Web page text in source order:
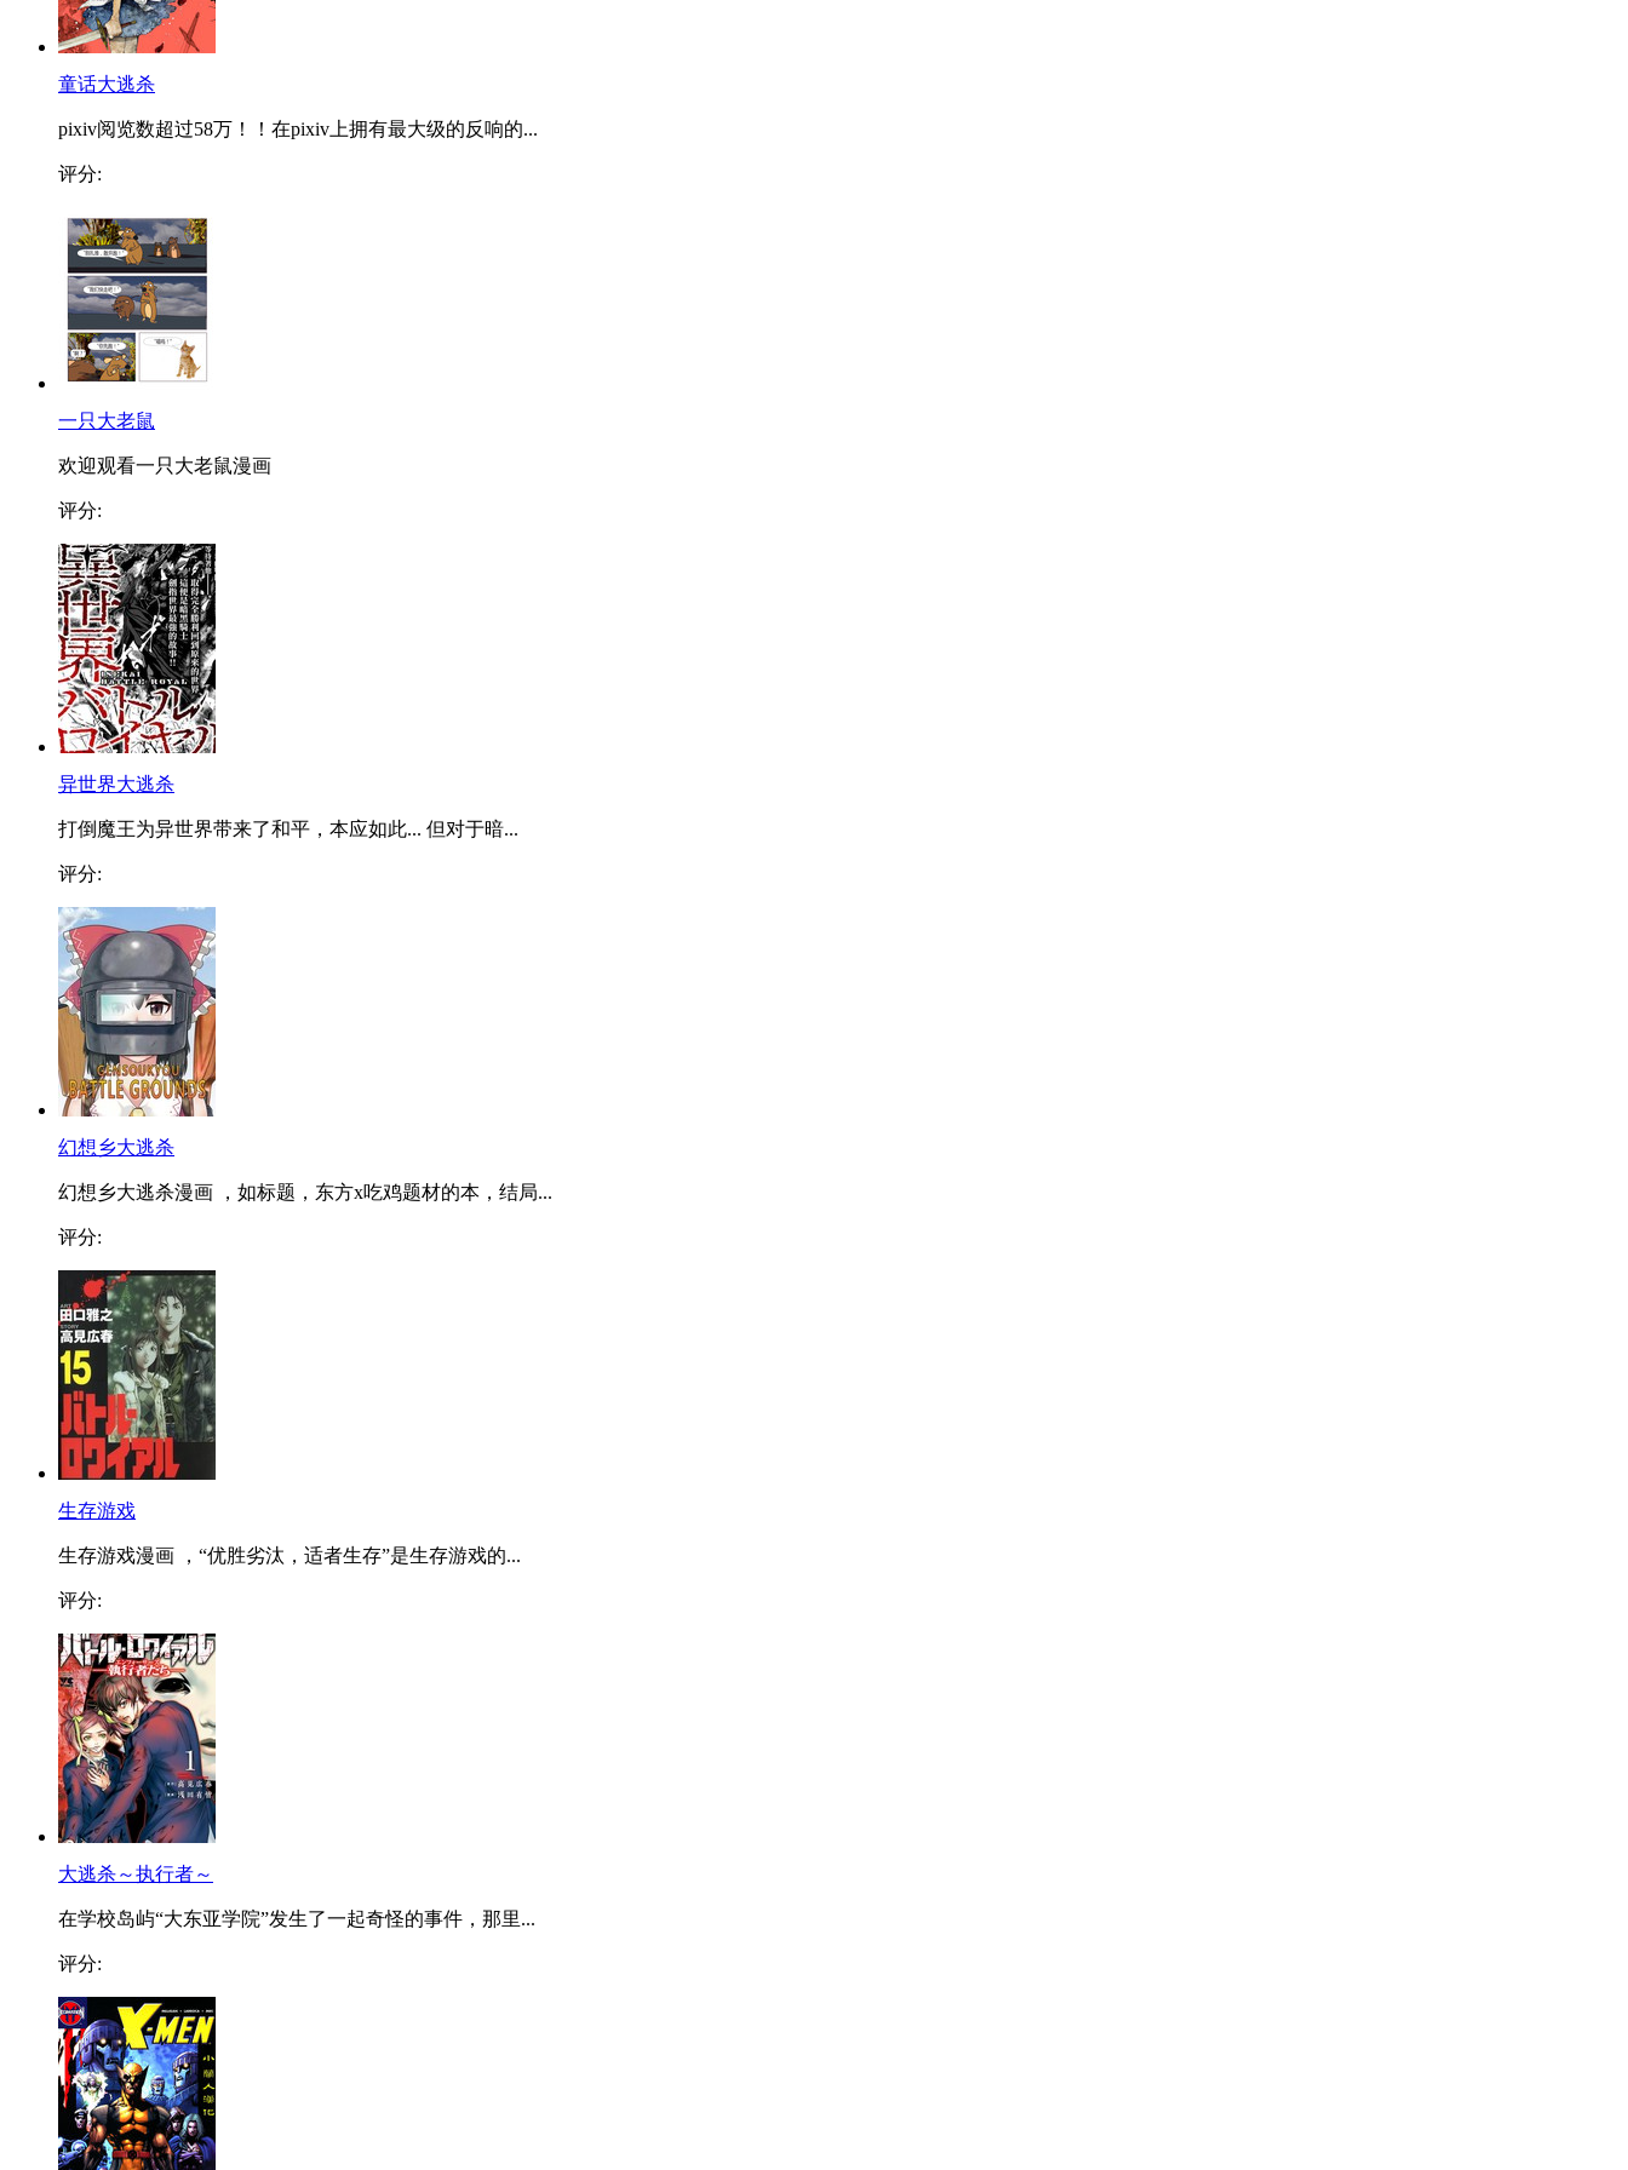
童话大逃杀
pixiv阅览数超过58万！！在pixiv上拥有最大级的反响的...
评分:
一只大老鼠
欢迎观看一只大老鼠漫画
评分:
异世界大逃杀
打倒魔王为异世界带来了和平，本应如此... 但对于暗...
评分:
幻想乡大逃杀
幻想乡大逃杀漫画 ，如标题，东方x吃鸡题材的本，结局...
评分:
生存游戏
生存游戏漫画 ，“优胜劣汰，适者生存”是生存游戏的...
评分:
大逃杀～执行者～
在学校岛屿“大东亚学院”发生了一起奇怪的事件，那里...
评分: